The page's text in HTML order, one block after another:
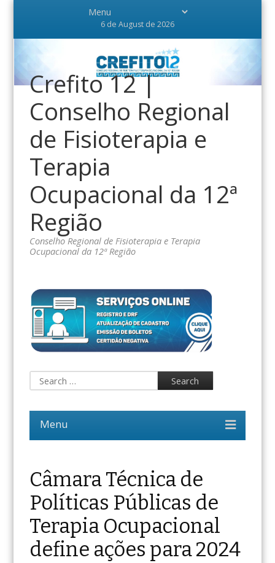
6 de August de 2026
Crefito 12 |
Conselho Regional
de Fisioterapia e
Terapia
Ocupacional da 12ª
Região
Conselho Regional de Fisioterapia e Terapia
Ocupacional da 12ª Região
Câmara Técnica de
Políticas Públicas de
Terapia Ocupacional
define ações para 2024